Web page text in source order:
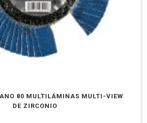
80 MULTILÁMINAS MULTI-VIEW
DE ZIRCONIO